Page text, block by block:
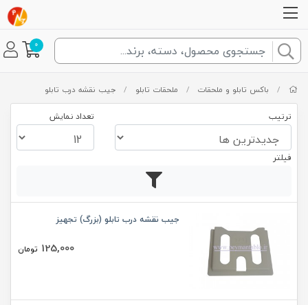
0
/ باکس تابلو و ملحقات / ملحقات تابلو / جیب نقشه درب تابلو
ترتیب تعداد نمایش
فیلتر
جیب نقشه درب تابلو (بزرگ) تجهیز
125,000 تومان